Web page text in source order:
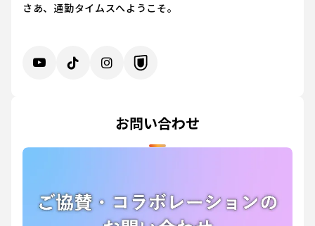
さあ、通勤タイムスへようこそ。
お問い合わせ